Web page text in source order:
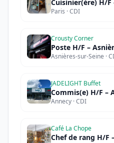
Cuisinier(ère) H/F
Paris · CDI
Crousty Corner
Poste H/F –
Asnières-sur-Seine ·
JADELIGHT Buffet
Commis(e) H/F –
Annecy · CDI
Café La Chope
Chef de rang H/F